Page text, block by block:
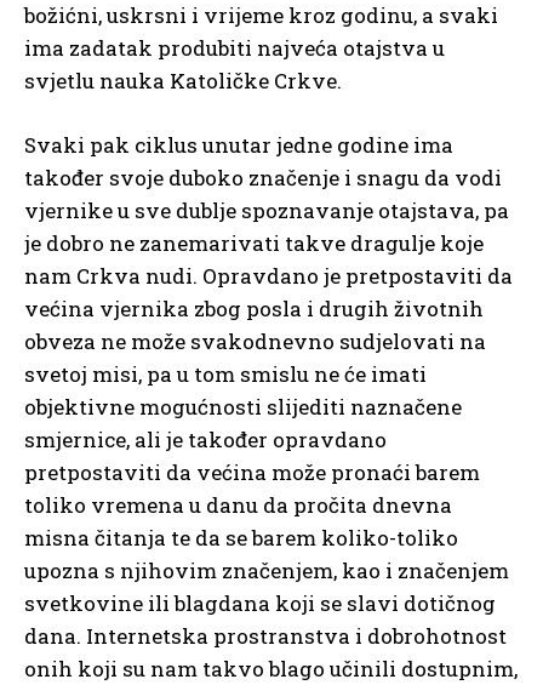
božićni, uskrsni i vrijeme kroz godinu, a svaki
ima zadatak produbiti najveća otajstva u
svjetlu nauka Katoličke Crkve.
Svaki pak ciklus unutar jedne godine ima
također svoje duboko značenje i snagu da vodi
vjernike u sve dublje spoznavanje otajstava, pa
je dobro ne zanemarivati takve dragulje koje
nam Crkva nudi. Opravdano je pretpostaviti da
većina vjernika zbog posla i drugih životnih
obveza ne može svakodnevno sudjelovati na
svetoj misi, pa u tom smislu ne će imati
objektivne mogućnosti slijediti naznačene
smjernice, ali je također opravdano
pretpostaviti da većina može pronaći barem
toliko vremena u danu da pročita dnevna
misna čitanja te da se barem koliko-toliko
upozna s njihovim značenjem, kao i značenjem
svetkovine ili blagdana koji se slavi dotičnog
dana. Internetska prostranstva i dobrohotnost
onih koji su nam takvo blago učinili dostupnim,